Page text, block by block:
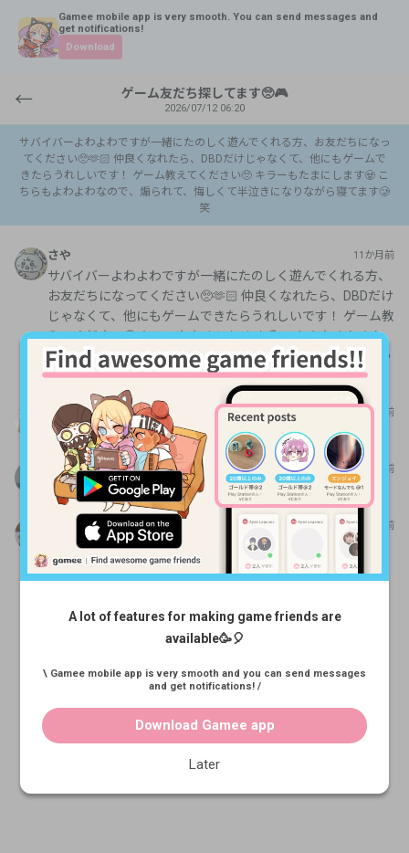
Gamee mobile app is very smooth. You can send messages and
get notifications!
Download
← ゲーム友だち探してます🥺🎮
2026/07/12 06:20
サバイバーよわよわですが一緒にたのしく遊んでくれる方、お友だちになっ
てください🥺🫶🏻 仲良くなれたら、DBDだけじゃなくて、他にもゲームで
きたらうれしいです！ ゲーム教えてください🥺 キラーもたまにします🧟 こ
ちらもよわよわなので、煽られて、悔しくて半泣きになりながら寝てます🥲
笑
さや 11か月前
サバイバーよわよわですが一緒にたのしく遊んでくれる方、
お友だちになってください🥺🫶🏻 仲良くなれたら、DBDだけ
じゃなくて、他にもゲームできたらうれしいです！ ゲーム教
えてください🥺 キラーもたまにします🧟 こちらもよわよわ
なので、煽られて、悔しくて半泣きになりながら寝てます🥲
笑
くるす 11か月前
こんにちは〜 よろしくお願いします🙌
ハル 9か月前
はじめましてっ・・・
むっさんdango 27日前
初めまして
A lot of features for making game friends are
available🥳🎈
\ Gamee mobile app is very smooth and you can send messages
and get notifications! /
Download Gamee app
Later